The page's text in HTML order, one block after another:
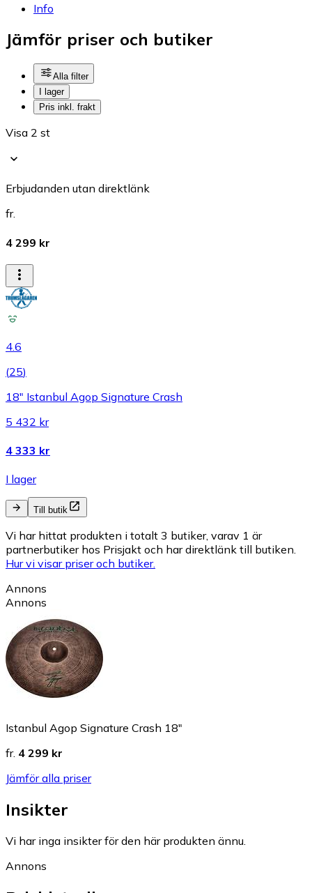
Info
Jämför priser och butiker
Alla filter
I lager
Pris inkl. frakt
Visa 2 st
Erbjudanden utan direktlänk
fr.
4 299 kr
4.6
(25)
18″ Istanbul Agop Signature Crash
5 432 kr
4 333 kr
I lager
Till butik
Vi har hittat produkten i totalt 3 butiker, varav 1 är
partnerbutiker hos Prisjakt och har direktlänk till butiken.
Hur vi visar priser och butiker.
Annons
Annons
Istanbul Agop Signature Crash 18"
fr. 4 299 kr
Jämför alla priser
Insikter
Vi har inga insikter för den här produkten ännu.
Annons